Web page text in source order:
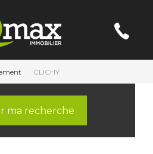
CLICHY
ma recherche